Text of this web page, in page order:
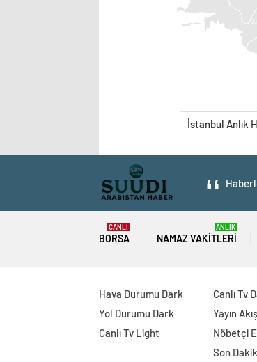
İstanbul Anlık
BORSA
CANLI
NAMAZ VAKITLERI
ANLIK
Hava Durumu Dark
Yol Durumu Dark
Canlı Tv Light
Canlı Tv
Yayın
Nöbetçi
Son